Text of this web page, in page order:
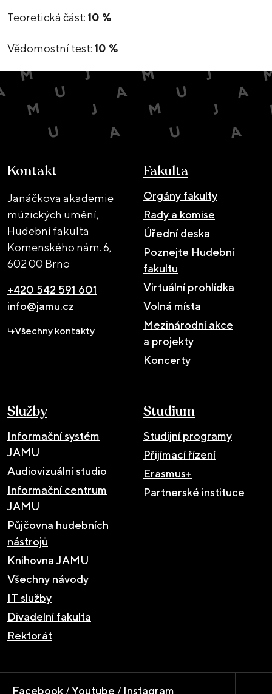
Teoretická část: 10 %
Vědomostní test: 10 %
Kontakt
Janáčkova akademie
múzických umění,
Hudební fakulta
Komenského nám. 6,
602 00 Brno
+420 542 591 601
info@jamu.cz
Všechny kontakty
Fakulta
Orgány fakulty
Rady a komise
Úřední deska
Poznejte Hudební
fakultu
Virtuální prohlídka
Volná místa
Mezinárodní akce
a projekty
Koncerty
Služby
Informační systém
JAMU
Audiovizuální studio
Informační centrum
JAMU
Půjčovna hudebních
nástrojů
Knihovna JAMU
Všechny návody
IT služby
Divadelní fakulta
Rektorát
Studium
Studijní programy
Přijímací řízení
Erasmus+
Partnerské instituce
Facebook /Youtube / Instagram